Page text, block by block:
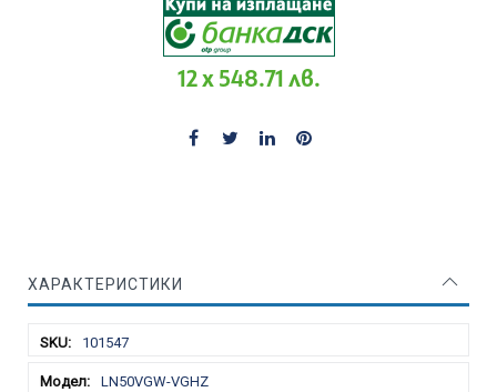
12 x 548.71 лв.
ХАРАКТЕРИСТИКИ
101547
LN50VGW-VGHZ